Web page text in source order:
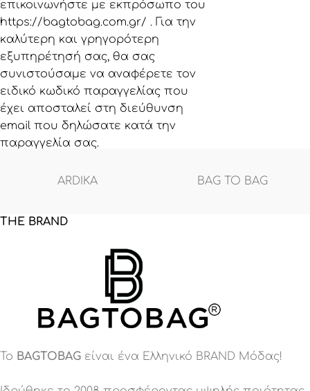
επικοινωνήστε με εκπρόσωπο του
https://bagtobag.com.gr/ . Για την
καλύτερη και γρηγορότερη
εξυπηρέτησή σας, θα σας
συνιστούσαμε να αναφέρετε τον
ειδικό κωδικό παραγγελίας που
έχει αποσταλεί στη διεύθυνση
email που δηλώσατε κατά την
παραγγελία σας.
ARDIKA BAG TO BAG
THE BRAND
Το BAGTOBAG είναι ένα Eλληνικό BRAND Μόδας!